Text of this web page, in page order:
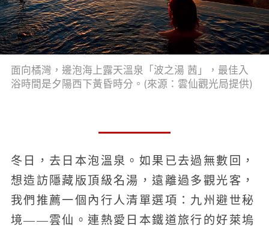
面向橘灣，邊泡海上露天溫泉「波之湯 茜」，最佳入
浴時間是夕陽西下黃昏時分。(來源：雲仙觀光局提供)
冬日，去日本泡溫泉。如果已去過無數回，
想造訪隱藏版頂級名湯，遠離過多觀光客，
我們推薦一個內行人清單選項：九州避世秘
境——雲仙。連熱愛日本鐵道旅行的好萊塢